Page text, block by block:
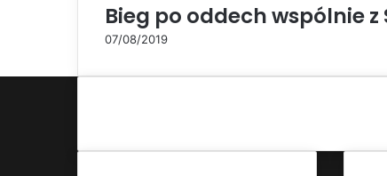
Bieg po oddech wspólnie
07/08/2019